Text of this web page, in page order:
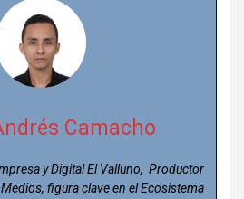
Camacho
y Digital El Valluno, Productor
figura clave en el Ecosistema